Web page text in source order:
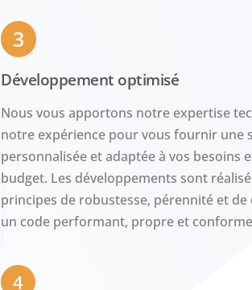
3
Développement optimisé
Nous vous apportons notre expertise
notre expérience pour vous fournir une
personnalisée et adaptée à vos besoins
budget. Les développements sont
principes de robustesse, pérennité et
un code performant, propre et
4